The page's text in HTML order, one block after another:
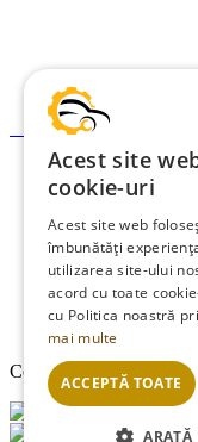
Politica de ramburs și
Formular de retur
Garanții
Termeni și condiții
Politica de Cookies
Politica de
Copyright © 2013-2026
Acest site
cookie-uri
Acest site web
îmbunătăți
utilizarea site-ului
acord cu toate
cu Politica noastră
mai multe
ACCEPTĂ TOATE
ARATĂ